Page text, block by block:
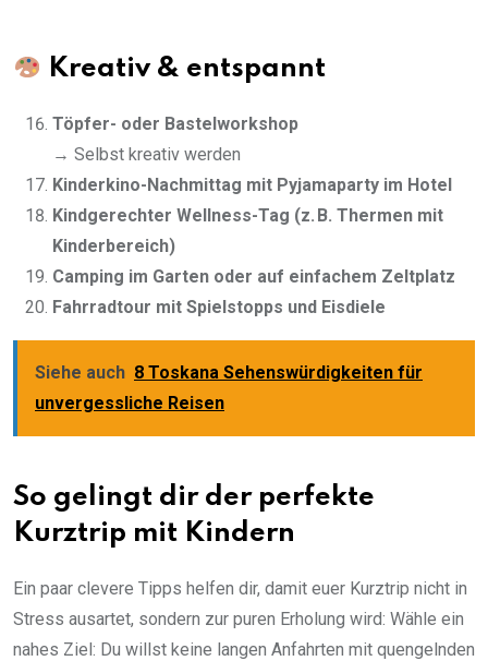
Kreativ & entspannt
Töpfer- oder Bastelworkshop
→ Selbst kreativ werden
Kinderkino-Nachmittag mit Pyjamaparty im Hotel
Kindgerechter Wellness-Tag (z. B. Thermen mit
Kinderbereich)
Camping im Garten oder auf einfachem Zeltplatz
Fahrradtour mit Spielstopps und Eisdiele
Siehe auch 8 Toskana Sehenswürdigkeiten für
unvergessliche Reisen
So gelingt dir der perfekte
Kurztrip mit Kindern
Ein paar clevere Tipps helfen dir, damit euer Kurztrip nicht in
Stress ausartet, sondern zur puren Erholung wird: Wähle ein
nahes Ziel: Du willst keine langen Anfahrten mit quengelnden